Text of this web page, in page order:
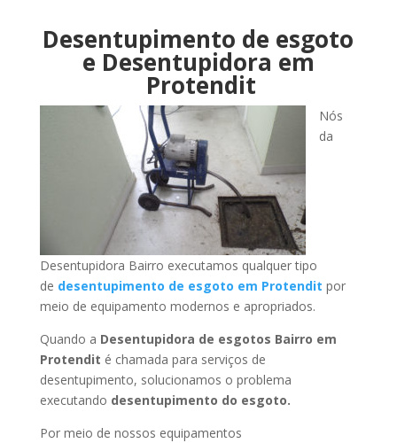
Desentupimento de esgoto
e Desentupidora em
Protendit
Nós
da
Desentupidora Bairro executamos qualquer tipo
de desentupimento de esgoto em Protendit por
meio de equipamento modernos e apropriados.
Quando a Desentupidora de esgotos Bairro em
Protendit é chamada para serviços de
desentupimento, solucionamos o problema
executando desentupimento do esgoto.
Por meio de nossos equipamentos